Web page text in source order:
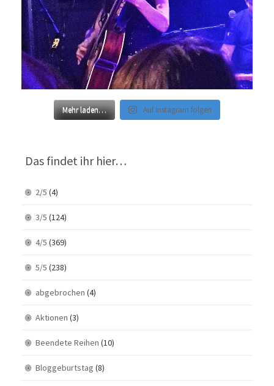
Mehr laden… Auf Instagram folgen
Das findet ihr hier…
2/5 (4)
3/5 (124)
4/5 (369)
5/5 (238)
abgebrochen (4)
Aktionen (3)
Beendete Reihen (10)
Bloggeburtstag (8)